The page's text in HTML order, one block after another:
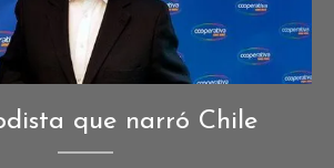
Opinión
que narró Chile